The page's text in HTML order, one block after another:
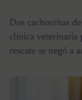
Dos cachorritas
clínica veterinaria
rescate se negó a